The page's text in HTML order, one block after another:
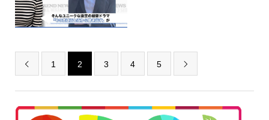
 1 2 3 4 5 